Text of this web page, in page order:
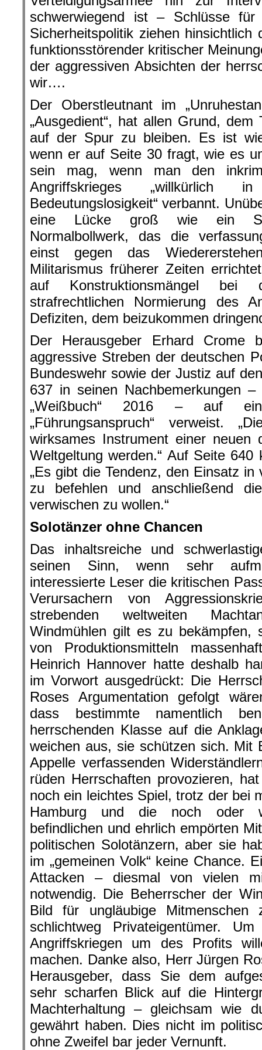
schwerwiegend ist – Schlüsse
Sicherheitspolitik ziehen hinsichtlich
funktionsstörender kritischer
der aggressiven Absichten der
wir….
Der Oberstleutnant im
„Ausgedient“, hat allen Grund,
auf der Spur zu bleiben. Es ist
wenn er auf Seite 30 fragt, wie es
sein mag, wenn man den
Angriffskrieges
Bedeutungslosigkeit“ verbannt.
eine Lücke groß wie ein
Normalbollwerk, das die
einst gegen das
Militarismus früherer Zeiten
auf Konstruktionsmängel bei
strafrechtlichen Normierung des
Defiziten, dem beizukommen
Der Herausgeber Erhard Crome
aggressive Streben der deutschen
Bundeswehr sowie der Justiz auf
637 in seinen Nachbemerkungen
„Weißbuch“ 2016 – auf
„Führungsanspruch“ verweist.
wirksames Instrument einer neuen
Weltgeltung werden.“ Auf Seite
„Es gibt die Tendenz, den Einsatz
zu befehlen und anschließend
verwischen zu wollen.“
Solotänzer ohne Chancen
Das inhaltsreiche und
seinen Sinn, wenn sehr
interessierte Leser die kritischen
Verursachern von
strebenden weltweiten
Windmühlen gilt es zu bekämpfen,
von Produktionsmitteln
Heinrich Hannover hatte deshalb
im Vorwort ausgedrückt: Die
Roses Argumentation gefolgt
dass bestimmte namentlich
herrschenden Klasse auf die
weichen aus, sie schützen sich. Mit
Appelle verfassenden
rüden Herrschaften provozieren,
noch ein leichtes Spiel, trotz der bei
Hamburg und die noch oder
befindlichen und ehrlich empörten
politischen Solotänzern, aber sie
im „gemeinen Volk“ keine Chance.
Attacken – diesmal von vielen
notwendig. Die Beherrscher der
Bild für ungläubige Mitmenschen
schlichtweg Privateigentümer.
Angriffskriegen um des Profits
machen. Danke also, Herr Jürgen
Herausgeber, dass Sie dem
sehr scharfen Blick auf die
Machterhaltung – gleichsam wie
gewährt haben. Dies nicht im
ohne Zweifel bar jeder Vernunft.